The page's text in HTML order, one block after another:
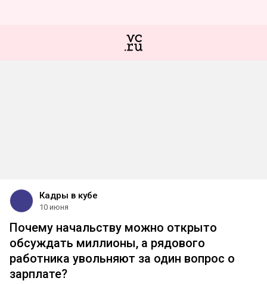
Кадры в кубе
10 июня
Почему начальству можно открыто
обсуждать миллионы, а рядового
работника увольняют за один вопрос о
зарплате?